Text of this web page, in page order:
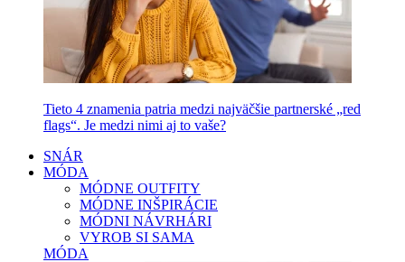
Tieto 4 znamenia patria medzi najväčšie partnerské „red
flags“. Je medzi nimi aj to vaše?
SNÁR
MÓDA
MÓDNE OUTFITY
MÓDNE INŠPIRÁCIE
MÓDNI NÁVRHÁRI
VYROB SI SAMA
MÓDA